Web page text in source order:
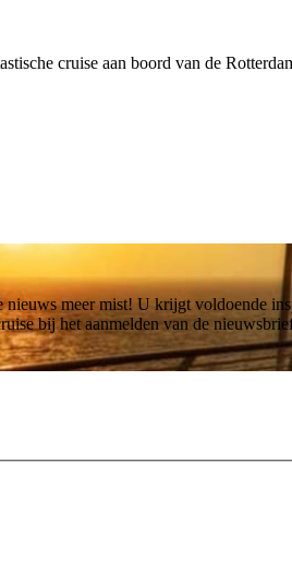
cruise aan boord van de
meer mist! U krijgt voldoende
bij het aanmelden van de